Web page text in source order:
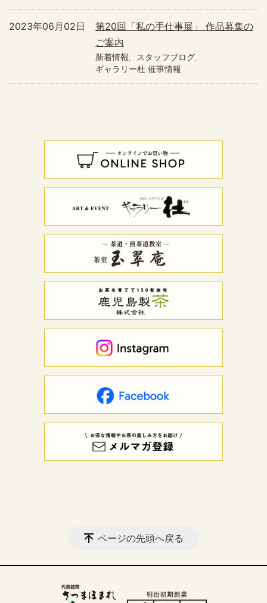
第20回「私の手仕事展」 作品募集の
ご案内
2023年06月02日
新着情報
スタッフブログ
ギャラリー杜 催事情報
ページの先頭へ戻る